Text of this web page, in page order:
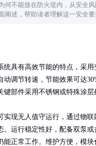
何不能放在防火堤内，从安全
阐述，帮助读者理解这一安全要
统具有高效节能的特点，采用
动调节转速，节能效果可达
键部件采用不锈钢或特殊涂层
实现无人值守运行，通过物
。运行稳定性好，配备双泵或
能正常工作。维护方便，模块